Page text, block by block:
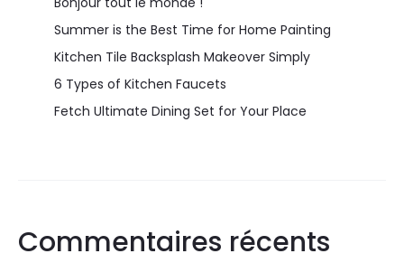
Summer is the Best Time for Home Painting
Kitchen Tile Backsplash Makeover Simply
6 Types of Kitchen Faucets
Fetch Ultimate Dining Set for Your Place
Commentaires récents